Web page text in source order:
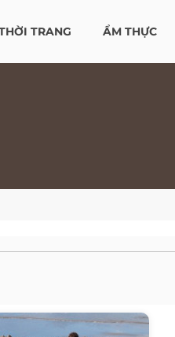
TRANG ẨM THỰC